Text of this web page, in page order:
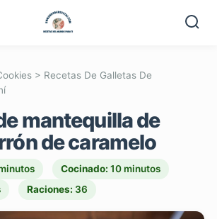
> Recetas De Galletas De
mantequilla de
de caramelo
Cocinado: 10 minutos
Raciones: 36